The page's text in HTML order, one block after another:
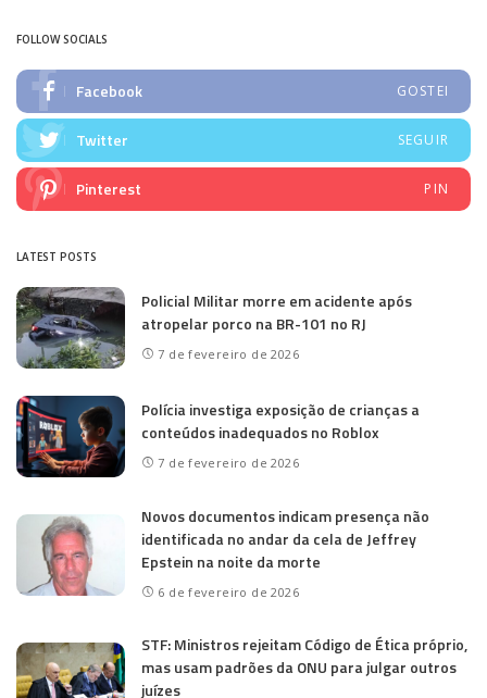
FOLLOW SOCIALS
Facebook GOSTEI
Twitter SEGUIR
Pinterest PIN
LATEST POSTS
Policial Militar morre em acidente após
atropelar porco na BR-101 no RJ
7 de fevereiro de 2026
Polícia investiga exposição de crianças a
conteúdos inadequados no Roblox
7 de fevereiro de 2026
Novos documentos indicam presença não
identificada no andar da cela de Jeffrey
Epstein na noite da morte
6 de fevereiro de 2026
STF: Ministros rejeitam Código de Ética próprio,
mas usam padrões da ONU para julgar outros
juízes